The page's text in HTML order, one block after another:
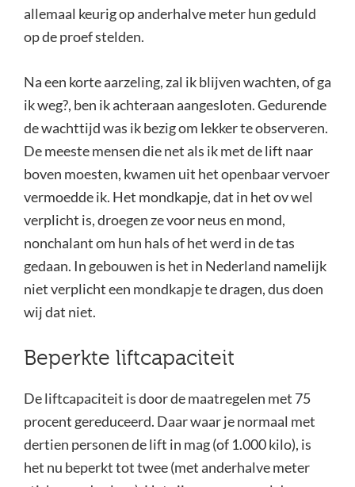
allemaal keurig op anderhalve meter hun geduld
op de proef stelden.
Na een korte aarzeling, zal ik blijven wachten, of ga
ik weg?, ben ik achteraan aangesloten. Gedurende
de wachttijd was ik bezig om lekker te observeren.
De meeste mensen die net als ik met de lift naar
boven moesten, kwamen uit het openbaar vervoer
vermoedde ik. Het mondkapje, dat in het ov wel
verplicht is, droegen ze voor neus en mond,
nonchalant om hun hals of het werd in de tas
gedaan. In gebouwen is het in Nederland namelijk
niet verplicht een mondkapje te dragen, dus doen
wij dat niet.
Beperkte liftcapaciteit
De liftcapaciteit is door de maatregelen met 75
procent gereduceerd. Daar waar je normaal met
dertien personen de lift in mag (of 1.000 kilo), is
het nu beperkt tot twee (met anderhalve meter